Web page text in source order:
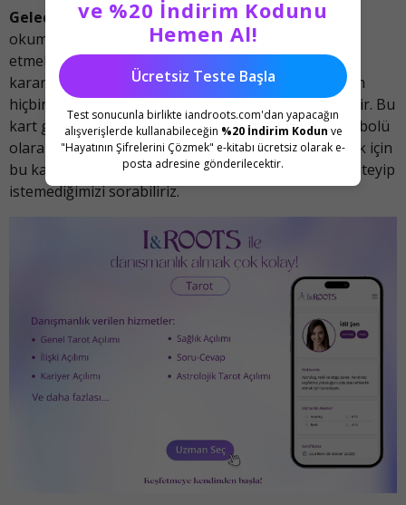
ve %20 İndirim Kodunu
Hemen Al!
Ücretsiz Teste Başla
Test sonucunla birlikte iandroots.com'dan yapacağın
alışverişlerde kullanabileceğin %20 İndirim Kodun ve
"Hayatının Şifrelerini Çözmek" e-kitabı ücretsiz olarak e-
posta adresine gönderilecektir.
Gelecek
- Bu karta sahip olan herkes gelecekteki
okumalarında bugün ne seçtiğine gerçekten dikkat
etmelidir. Sorulan her sorunun ve alınması gereken
kararların ciddiyetini belirtir ve düşündüğümüz şeyin
hiçbir şekilde küçük veya önemsiz olmadığını gösterir. Bu
kart geleceğimize bir sorumluluk ve adanmışlık sembolü
olarak geliyor, bu yüzden kendimize, onu elde etmek için
bu kadar çok belaya katlanacak bir şeyi gerçekten isteyip
istemediğimizi sorabiliriz.